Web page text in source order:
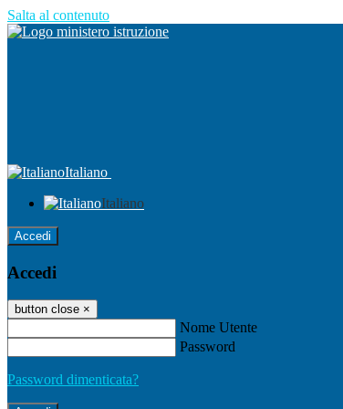
Salta al contenuto
Italiano
Italiano
Accedi
Accedi
button close ×
Nome Utente
Password
Password dimenticata?